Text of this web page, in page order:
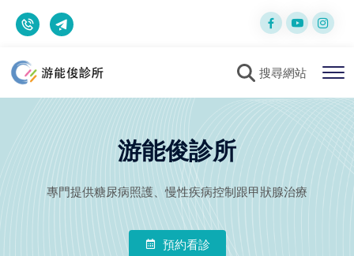
搜尋網站
游能俊診所
專門提供糖尿病照護、慢性疾病控制跟甲狀腺治療
預約看診